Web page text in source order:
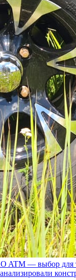
— выбор для